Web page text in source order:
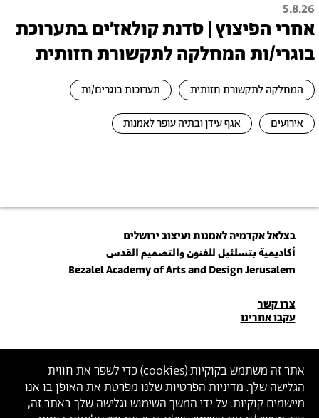
אתר זה משתמש בקוקיות (cookies) כדי לשפר את חווית
הגלישה שלך. מדיניות הפרטיות שלנו מפרטת את האופן בו אנו
מיישמים קוקיות. על ידי המשך השימוש וגלישה שלך באתר זה,
5.8.26
אחרי הפיצוץ | סדנת קולאז׳ים בתערוכת
בוגרי/ות המחלקה לתקשורת חזותית
המחלקה לתקשורת חזותית תערוכות בוגרים/ות
אירועים אגף עידן ובתיה עופר לאמנות
בצלאל אקדמיה לאמנות ועיצוב ירושלים
أكاديمية بتسلئيل للفنون والتصميم القدس
Bezalel Academy of Arts and Design Jerusalem
פרטי
קשר
צרו קשר
עקבו אחרינו
הצטרפו לניוזלטר שלנו
הכניסו כתובת מייל
ההצטרפות מהווה הסכמה למדיניות הפרטיות ול תנאי השימוש של בצלאל